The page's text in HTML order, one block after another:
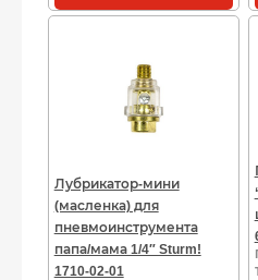
Лубрикатор-мини
(масленка) для
пневмоинструмента
папа/мама 1/4″ Sturm!
1710-02-01